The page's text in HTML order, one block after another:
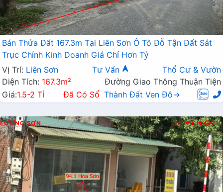
Bán Thửa Đất 167.3m Tại Liên Sơn Ô Tô Đỗ Tận Đất Sát
Trục Chính Kinh Doanh Giá Chỉ Hơn Tỷ
Vị Trí: Liên Sơn Tư Vấn
Thổ Cư & Vườn
Diện Tích: 167.3m²
Đường Giao Thông Thuận Tiện
Giá:1.5-2 Tỉ Đã Có Sổ Thành Đất Ven Đô→
LƯƠNG SƠN Q.L T.N 710